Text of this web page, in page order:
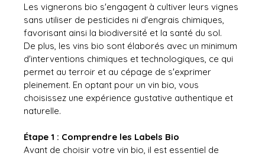
Les vignerons bio s'engagent à cultiver leurs vignes
sans utiliser de pesticides ni d'engrais chimiques,
favorisant ainsi la biodiversité et la santé du sol.
De plus, les vins bio sont élaborés avec un minimum
d'interventions chimiques et technologiques, ce qui
permet au terroir et au cépage de s'exprimer
pleinement. En optant pour un vin bio, vous
choisissez une expérience gustative authentique et
naturelle.
Étape 1 : Comprendre les Labels Bio
Avant de choisir votre vin bio, il est essentiel de